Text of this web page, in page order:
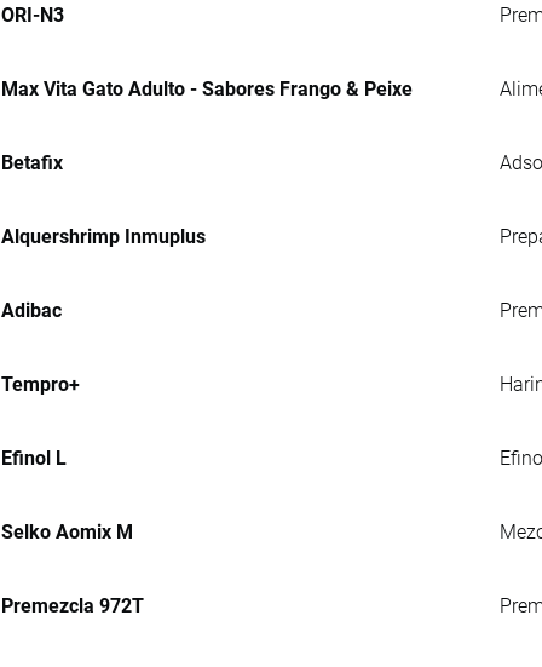
ORI-N3
Max Vita Gato Adulto - Sabores Frango & Peixe
Betafix
Alquershrimp Inmuplus
Adibac
Tempro+
Efinol L
Selko Aomix M
Premezcla 972T